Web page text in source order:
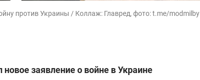
против Украины / Коллаж: Главред, фото: t.me/modmilby
заявление о войне в Украине